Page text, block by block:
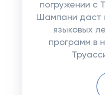
погружении с
Шампани даст
языковых
программ в